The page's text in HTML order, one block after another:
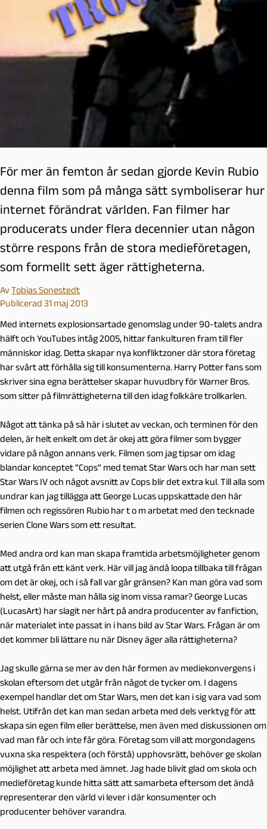
För mer än femton år sedan gjorde Kevin Rubio
denna film som på många sätt symboliserar hur
internet förändrat världen. Fan filmer har
producerats under flera decennier utan någon
större respons från de stora medieföretagen,
som formellt sett äger rättigheterna.
AvTobias Sonestedt
Publicerad 31 maj 2013
Med internets explosionsartade genomslag under 90-talets andra
hälft och YouTubes intåg 2005, hittar fankulturen fram till fler
människor idag. Detta skapar nya konfliktzoner där stora företag
har svårt att förhålla sig till konsumenterna. Harry Potter fans som
skriver sina egna berättelser skapar huvudbry för Warner Bros.
som sitter på filmrättigheterna till den idag folkkäre trollkarlen.
Något att tänka på så här i slutet av veckan, och terminen för den
delen, är helt enkelt om det är okej att göra filmer som bygger
vidare på någon annans verk. Filmen som jag tipsar om idag
blandar konceptet ”Cops” med temat Star Wars och har man sett
Star Wars IV och något avsnitt av Cops blir det extra kul. Till alla som
undrar kan jag tillägga att George Lucas uppskattade den här
filmen och regissören Rubio har t o m arbetat med den tecknade
serien Clone Wars som ett resultat.
Med andra ord kan man skapa framtida arbetsmöjligheter genom
att utgå från ett känt verk. Här vill jag ändå loopa tillbaka till frågan
om det är okej, och i så fall var går gränsen? Kan man göra vad som
helst, eller måste man hålla sig inom vissa ramar? George Lucas
(LucasArt) har slagit ner hårt på andra producenter av fanfiction,
när materialet inte passat in i hans bild av Star Wars. Frågan är om
det kommer bli lättare nu när Disney äger alla rättigheterna?
Jag skulle gärna se mer av den här formen av mediekonvergens i
skolan eftersom det utgår från något de tycker om. I dagens
exempel handlar det om Star Wars, men det kan i sig vara vad som
helst. Utifrån det kan man sedan arbeta med dels verktyg för att
skapa sin egen film eller berättelse, men även med diskussionen om
vad man får och inte får göra. Företag som vill att morgondagens
vuxna ska respektera (och förstå) upphovsrätt, behöver ge skolan
möjlighet att arbeta med ämnet. Jag hade blivit glad om skola och
medieföretag kunde hitta sätt att samarbeta eftersom det ändå
representerar den värld vi lever i där konsumenter och
producenter behöver varandra.